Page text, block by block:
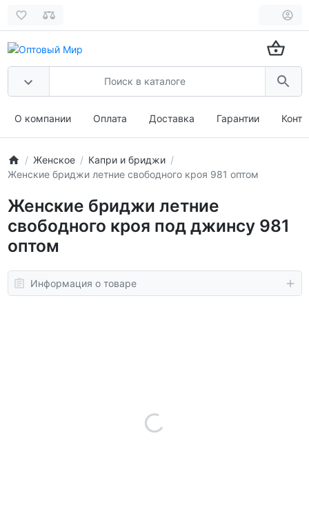
О компании Оплата Доставка Гарантии
Женское
Капри и бриджи
Женские бриджи летние свободного кроя 981 оптом
Женские бриджи летние
свободного кроя под джинсу 981
оптом
Информация о товаре